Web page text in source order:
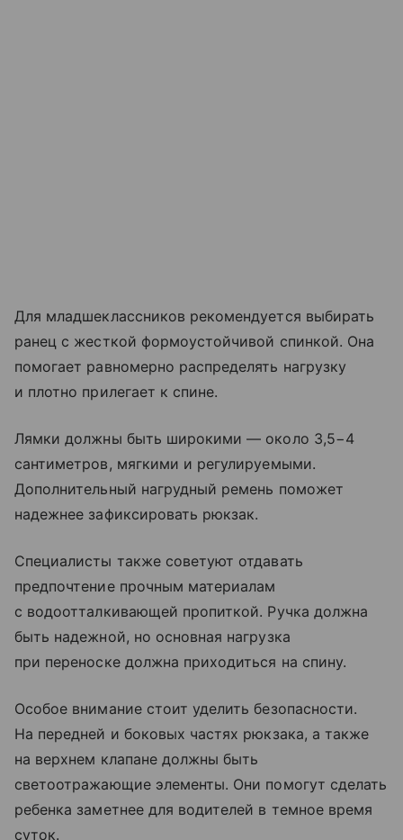
Для младшеклассников рекомендуется выбирать
ранец с жесткой формоустойчивой спинкой. Она
помогает равномерно распределять нагрузку
и плотно прилегает к спине.
Лямки должны быть широкими — около 3,5−4
сантиметров, мягкими и регулируемыми.
Дополнительный нагрудный ремень поможет
надежнее зафиксировать рюкзак.
Специалисты также советуют отдавать
предпочтение прочным материалам
с водоотталкивающей пропиткой. Ручка должна
быть надежной, но основная нагрузка
при переноске должна приходиться на спину.
Особое внимание стоит уделить безопасности.
На передней и боковых частях рюкзака, а также
на верхнем клапане должны быть
светоотражающие элементы. Они помогут сделать
ребенка заметнее для водителей в темное время
суток.